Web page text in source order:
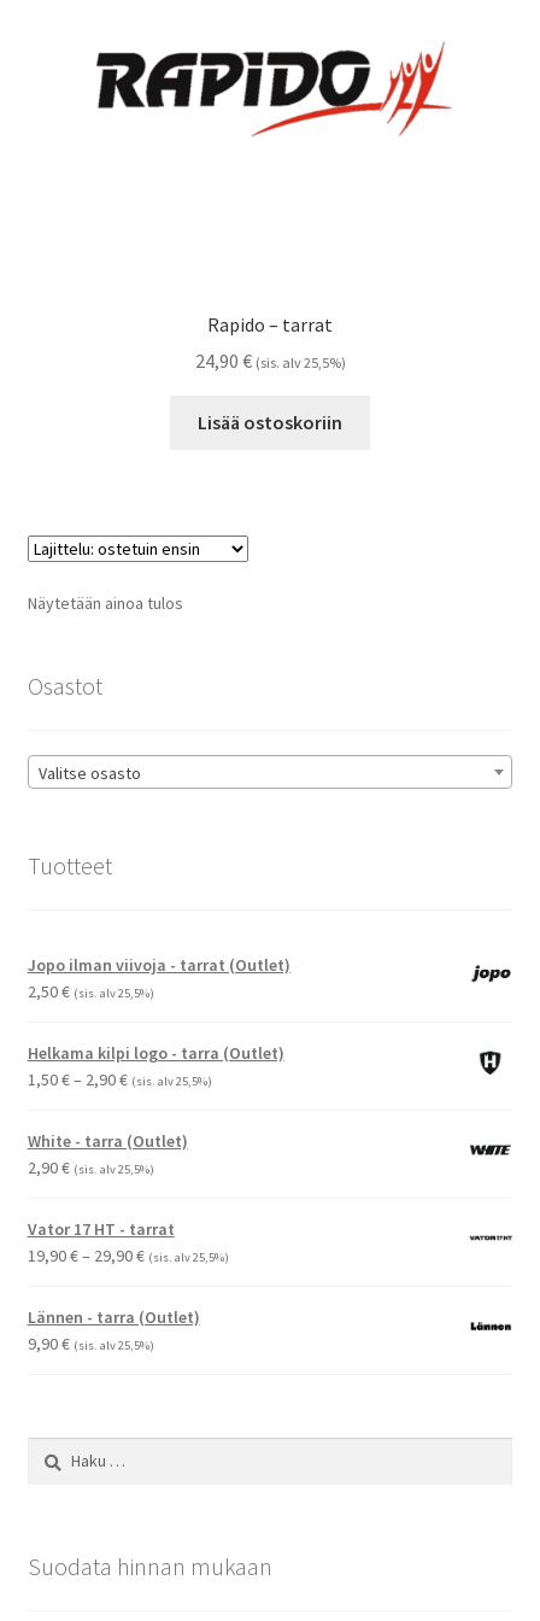
Silityskuvioiden kiinnitysohjeet
Rapido – tarrat
24,90 € (sis. alv 25,5%)
Lisää ostoskoriin
Näytetään ainoa tulos
Osastot
Valitse osasto
Tuotteet
Jopo ilman viivoja - tarrat (Outlet)
2,50€ (sis. alv 25,5%)
Helkama kilpi logo - tarra (Outlet)
1,50€– 2,90€Hintaluokka:
-
2,90 €
(sis. alv 25,5%)
White - tarra (Outlet)
2,90€ (sis. alv 25,5%)
Vator 17 HT - tarrat
19,90€– 29,90€Hintaluokka:
-
29,90 €
(sis. alv 25,5%)
Lännen - tarra (Outlet)
9,90€ (sis. alv 25,5%)
Suodata hinnan mukaan